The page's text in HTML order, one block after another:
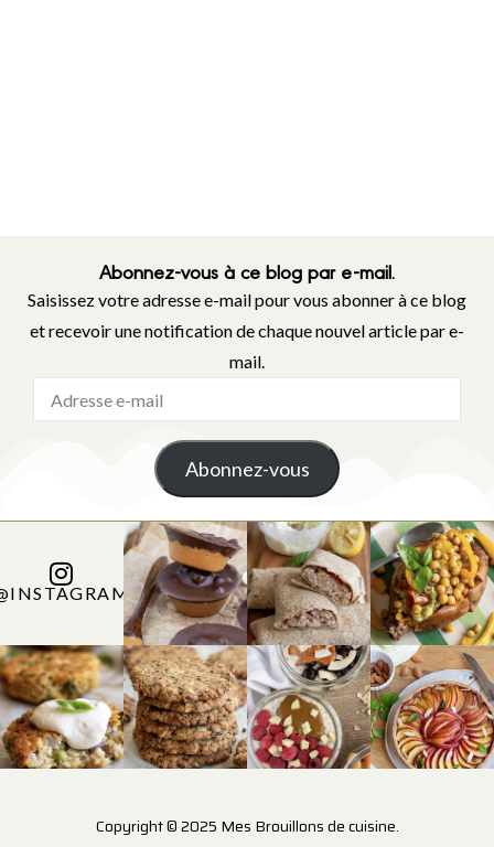
Abonnez-vous à ce blog par e-mail.
Saisissez votre adresse e-mail pour vous abonner à ce blog
et recevoir une notification de chaque nouvel article par e-
mail.
Abonnez-vous
Copyright © 2025 Mes Brouillons de cuisine.